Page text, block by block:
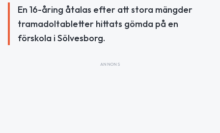
En 16-åring åtalas efter att stora mängder
tramadoltabletter hittats gömda på en
förskola i Sölvesborg.
ANNONS